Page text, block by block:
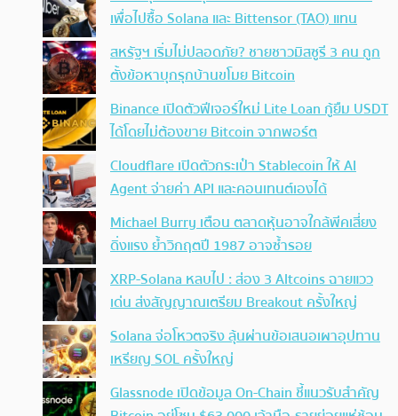
เพื่อไปซื้อ Solana และ Bittensor (TAO) แทน
สหรัฐฯ เริ่มไม่ปลอดภัย? ชายชาวมิสซูรี 3 คน ถูก
ตั้งข้อหาบุกรุกบ้านขโมย Bitcoin
Binance เปิดตัวฟีเจอร์ใหม่ Lite Loan กู้ยืม USDT
ได้โดยไม่ต้องขาย Bitcoin จากพอร์ต
Cloudflare เปิดตัวกระเป๋า Stablecoin ให้ AI
Agent จ่ายค่า API และคอนเทนต์เองได้
Michael Burry เตือน ตลาดหุ้นอาจใกล้พีคเสี่ยง
ดิ่งแรง ย้ำวิกฤตปี 1987 อาจซ้ำรอย
XRP-Solana หลบไป : ส่อง 3 Altcoins ฉายแวว
เด่น ส่งสัญญาณเตรียม Breakout ครั้งใหญ่
Solana จ่อโหวตจริง ลุ้นผ่านข้อเสนอเผาอุปทาน
เหรียญ SOL ครั้งใหญ่
Glassnode เปิดข้อมูล On-Chain ชี้แนวรับสำคัญ